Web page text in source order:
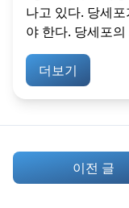
나고 있다. 당세
야 한다. 당세포
더보기
이전 글